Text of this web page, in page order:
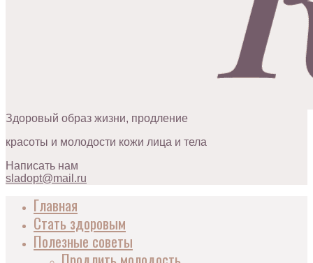
Здоровый образ жизни, продление
красоты и молодости кожи лица и тела
Написать нам
sladopt@mail.ru
Главная
Стать здоровым
Полезные советы